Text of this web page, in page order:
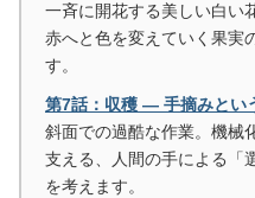
一斉に開花する美しい白い
赤へと色を変えていく果実
す。
第7話：収穫 ― 手摘みとい
斜面での過酷な作業。機械
支える、人間の手による「
を考えます。